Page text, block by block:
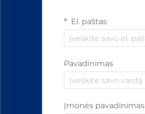
El. paštas
Pavadinimas
Įmonės pavadinimas